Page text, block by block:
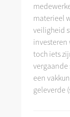
materieel
veiligheid
investeren
toch iets
vergaande
een
geleverde